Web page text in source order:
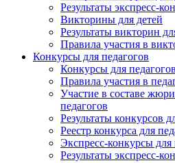
Результаты экспресс-
Викторины для детей
Результаты викторин
Правила участия в
Конкурсы для педагогов
Конкурсы для педагогов
Правила участия в
Участие в составе
педагогов
Результаты конкурсов
Реестр конкурса для
Экспресс-конкурсы для
Результаты экспресс-